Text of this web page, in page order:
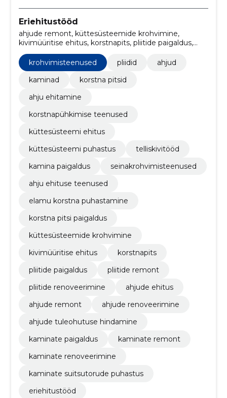
Eriehitustööd
ahjude remont, küttesüsteemide krohvimine,
kivimüüritise ehitus, korstnapits, pliitide paigaldus,
pliitide remont, pliitide renoveerimine, ahjude ehitus,
kaminate renoveerimine, kaminate remont
krohvimisteenused pliidid
ahjud
kaminad
korstna pitsid
ahju ehitamine
korstnapühkimise teenused
küttesüsteemi ehitus
küttesüsteemi puhastus
telliskivitööd
kamina paigaldus
seinakrohvimisteenused
ahju ehituse teenused
elamu korstna puhastamine
korstna pitsi paigaldus
küttesüsteemide krohvimine
kivimüüritise ehitus
korstnapits
pliitide paigaldus
pliitide remont
pliitide renoveerimine
ahjude ehitus
ahjude remont
ahjude renoveerimine
ahjude tuleohutuse hindamine
kaminate paigaldus
kaminate remont
kaminate renoveerimine
kaminate suitsutorude puhastus
eriehitustööd